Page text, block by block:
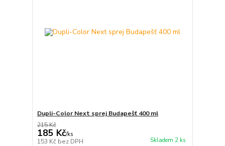
Dupli-Color Next sprej Budapešť 400 ml
215 Kč
185 Kč/ks
153 Kč bez DPH Skladem 2 ks